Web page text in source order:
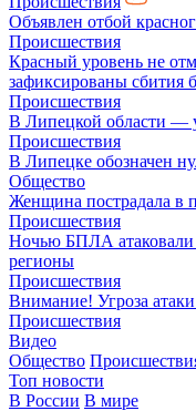
Объявлен отбой
Происшествия
Красный уровень не
зафиксированы сбития
Происшествия
В Липецкой области —
Происшествия
В Липецке обозначен
Общество
Женщина пострадала в
Происшествия
Ночью БПЛА атаковали
регионы
Происшествия
Внимание! Угроза
Происшествия
Видео
Общество
Топ новости
В России В мире